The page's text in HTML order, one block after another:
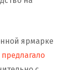
ярмарке
предлагало